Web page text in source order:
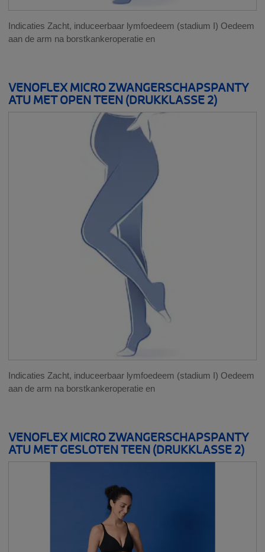
Indicaties Zacht, induceerbaar lymfoedeem (stadium I) Oedeem
aan de arm na borstkankeroperatie en
VENOFLEX MICRO ZWANGERSCHAPSPANTY
ATU MET OPEN TEEN (DRUKKLASSE 2)
Indicaties Zacht, induceerbaar lymfoedeem (stadium I) Oedeem
aan de arm na borstkankeroperatie en
VENOFLEX MICRO ZWANGERSCHAPSPANTY
ATU MET GESLOTEN TEEN (DRUKKLASSE 2)